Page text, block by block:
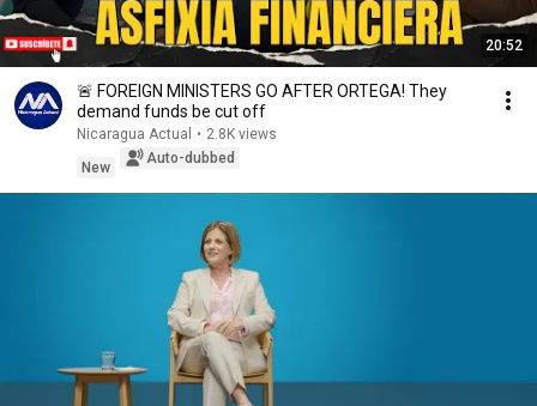
20:52
🚨 FOREIGN MINISTERS GO AFTER ORTEGA! They
demand funds be cut off
Nicaragua Actual • 2.8K views
New
Auto-dubbed